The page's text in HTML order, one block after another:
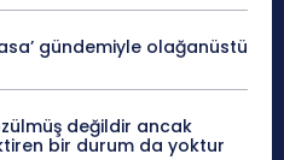
gündemiyle olağanüstü
değildir ancak
bir durum da yoktur